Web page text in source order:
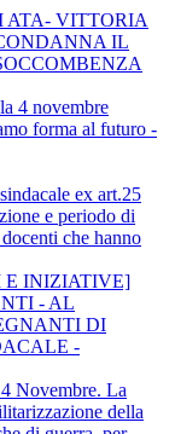
ATA- VITTORIA
IL
4 novembre
forma al futuro -
ex art.25
e periodo di
che hanno
E INIZIATIVE]
- AL
DI
-
Novembre. La
della